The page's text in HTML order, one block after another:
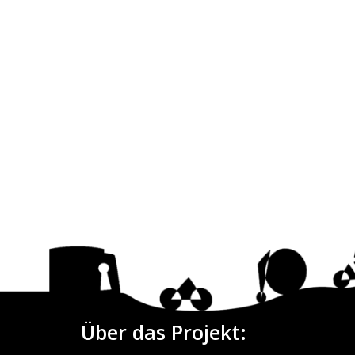
Über das Projekt: